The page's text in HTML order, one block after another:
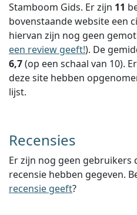
Stamboom Gids. Er zijn 11
bovenstaande website een
hiervan zijn nog geen
een review geeft!). De
6,7(op een schaal van 10).
deze site hebben
lijst.
Recensies
Er zijn nog geen gebruikers
recensie hebben gegeven.
recensie geeft?